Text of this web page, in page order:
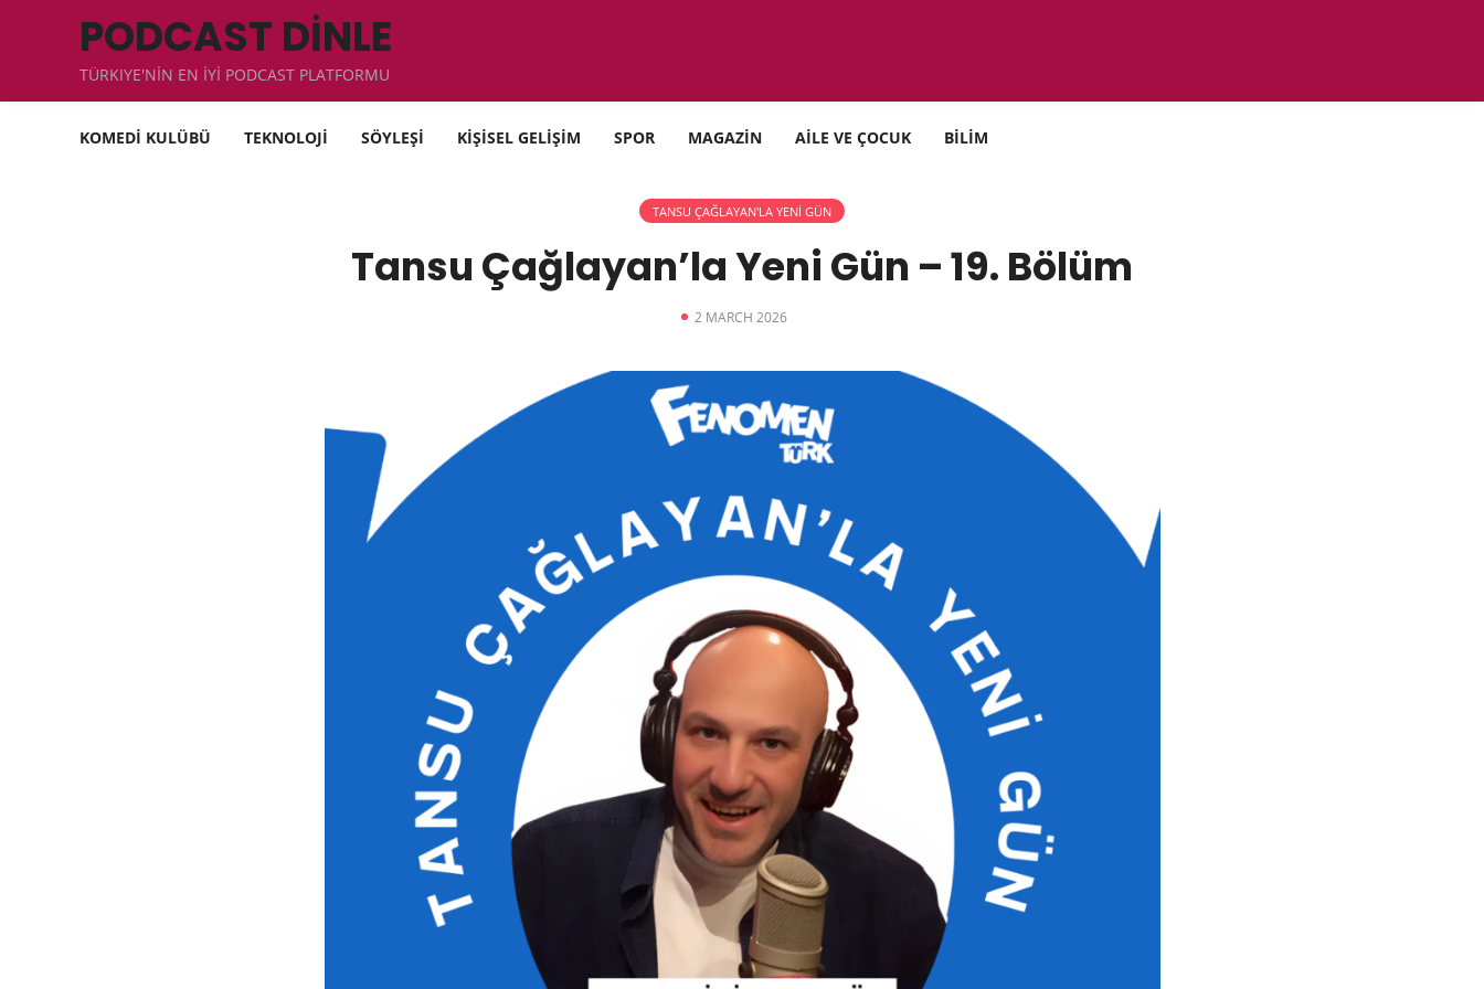
PODCAST DİNLE
TÜRKIYE'NİN EN İYİ PODCAST PLATFORMU
KOMEDİ KULÜBÜ TEKNOLOJİ SÖYLEŞİ KİŞİSEL GELİŞİM SPOR MAGAZİN AİLE VE ÇOCUK BİLİM
TANSU ÇAĞLAYAN'LA YENİ GÜN
Tansu Çağlayan’la Yeni Gün – 19. Bölüm
2 MARCH 2026